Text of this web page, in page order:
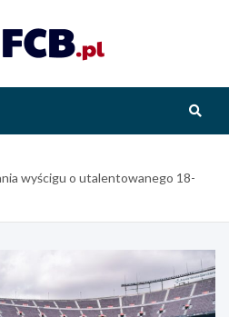
wyścigu o utalentowanego 18-